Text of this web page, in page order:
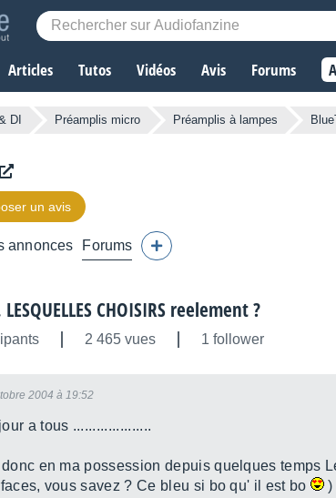
Articles Tutos Vidéos Avis Forums
DI Préamplis micro Préamplis à lampes
un avis
annonces Forums
LESQUELLES CHOISIRS reelement ?
2 465 vues 1 follower
2004 à 19:52
a tous ....................
en ma possession depuis quelques temps
vous savez ? Ce bleu si bo qu' il est bo
)